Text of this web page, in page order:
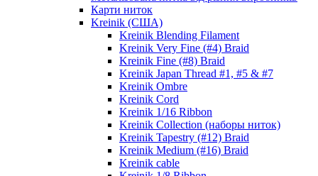
Карти ниток
Kreinik (США)
Kreinik Blending Filament
Kreinik Very Fine (#4) Braid
Kreinik Fine (#8) Braid
Kreinik Japan Thread #1, #5 & #7
Kreinik Ombre
Kreinik Cord
Kreinik 1/16 Ribbon
Kreinik Collection (наборы ниток)
Kreinik Tapestry (#12) Braid
Kreinik Medium (#16) Braid
Kreinik cable